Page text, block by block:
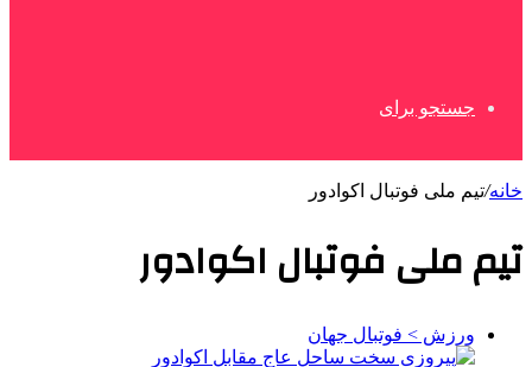
جستجو برای
خانه/تیم ملی فوتبال اکوادور
تیم ملی فوتبال اکوادور
ورزش > فوتبال جهان